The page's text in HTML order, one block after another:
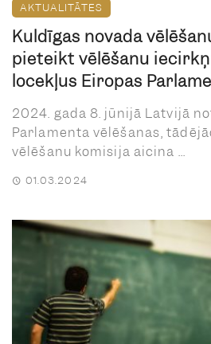
AKTUALITĀTES
Kuldīgas novada
pieteikt vēlēšanu
locekļus Eiropas
2024. gada 8. jūnijā Latvijā
Parlamenta vēlēšanas,
vēlēšanu komisija aicina ...
01.03.2024